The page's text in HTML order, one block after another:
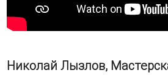
Николай Лызлов,